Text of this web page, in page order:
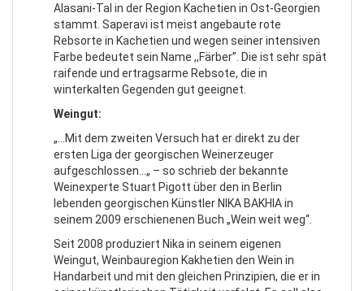
Alasani-Tal in der Region Kachetien in Ost-Georgien
stammt. Saperavi ist meist angebaute rote
Rebsorte in Kachetien und wegen seiner intensiven
Farbe bedeutet sein Name ,,Färber”. Die ist sehr spät
raifende und ertragsarme Rebsote, die in
winterkalten Gegenden gut geeignet.
Weingut:
„…Mit dem zweiten Versuch hat er direkt zu der
ersten Liga der georgischen Weinerzeuger
aufgeschlossen...„ – so schrieb der bekannte
Weinexperte Stuart Pigott über den in Berlin
lebenden georgischen Künstler NIKA BAKHIA in
seinem 2009 erschienenen Buch „Wein weit weg“.
Seit 2008 produziert Nika in seinem eigenen
Weingut, Weinbauregion Kakhetien den Wein in
Handarbeit und mit den gleichen Prinzipien, die er in